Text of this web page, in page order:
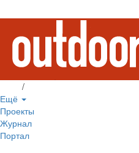
/
Ещё
Проекты
Журнал
Портал